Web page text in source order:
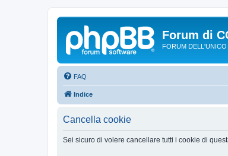
Forum di
FORUM
FAQ
Indice
Cancella cookie
Sei sicuro di volere cancellare tutti i cookie di